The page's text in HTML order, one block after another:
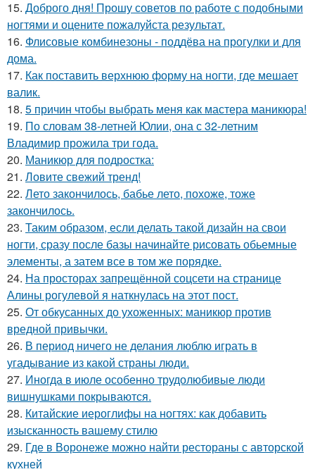
15. Доброго дня! Прошу советов по работе с подобными
ногтями и оцените пожалуйста результат.
16. Флисовые комбинезоны - поддёва на прогулки и для
дома.
17. Как поставить верхнюю форму на ногти, где мешает
валик.
18. 5 причин чтобы выбрать меня как мастера маникюра!
19. По словам 38-летней Юлии, она с 32-летним
Владимир прожила три года.
20. Маникюр для подростка:
21. Ловите свежий тренд!
22. Лето закончилось, бабье лето, похоже, тоже
закончилось.
23. Таким образом, если делать такой дизайн на свои
ногти, сразу после базы начинайте рисовать обьемные
элементы, а затем все в том же порядке.
24. На просторах запрещённой соцсети на странице
Алины рогулевой я наткнулась на этот пост.
25. От обкусанных до ухоженных: маникюр против
вредной привычки.
26. В период ничего не делания люблю играть в
угадывание из какой страны люди.
27. Иногда в июле особенно трудолюбивые люди
вишнушками покрываются.
28. Китайские иероглифы на ногтях: как добавить
изысканность вашему стилю
29. Где в Воронеже можно найти рестораны с авторской
кухней